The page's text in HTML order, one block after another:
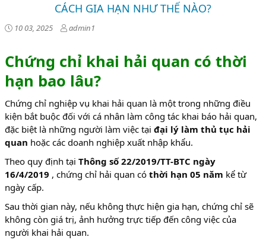
CÁCH GIA HẠN NHƯ THẾ NÀO?
10 03, 2025 admin1
Chứng chỉ khai hải quan có thời
hạn bao lâu?
Chứng chỉ nghiệp vụ khai hải quan là một trong những điều
kiện bắt buộc đối với cá nhân làm công tác khai báo hải quan,
đặc biệt là những người làm việc tại đại lý làm thủ tục hải
quan hoặc các doanh nghiệp xuất nhập khẩu.
Theo quy định tại Thông số 22/2019/TT-BTC ngày
16/4/2019 , chứng chỉ hải quan có thời hạn 05 năm kể từ
ngày cấp.
Sau thời gian này, nếu không thực hiện gia hạn, chứng chỉ sẽ
không còn giá trị, ảnh hưởng trực tiếp đến công việc của
người khai hải quan.